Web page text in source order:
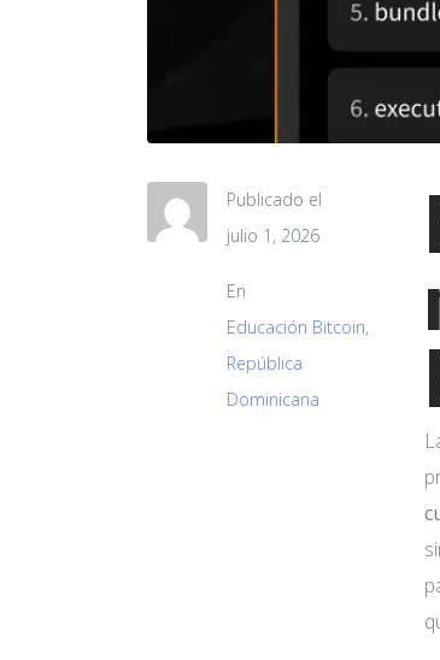
Publicado el
julio 1, 2026
En
Educación Bitcoin,
República
Dominicana